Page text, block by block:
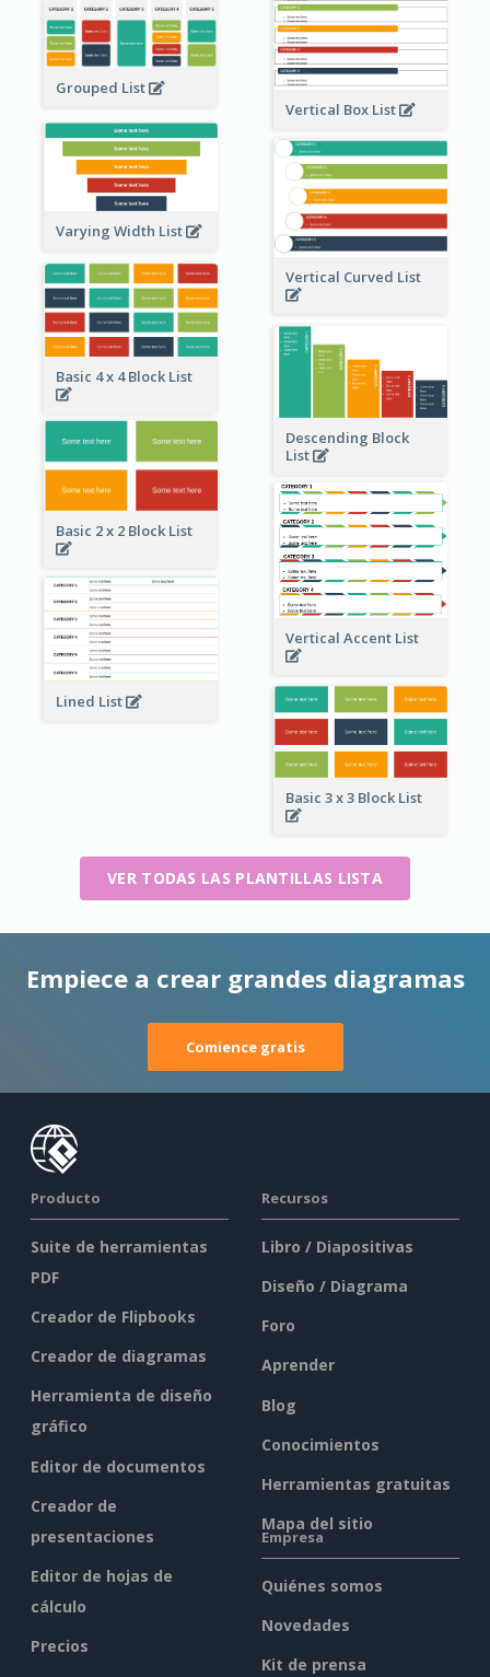
Vertical Box List
Grouped List
Varying Width List
Vertical Curved List
Basic 4 x 4 Block List
Descending Block
List
Basic 2 x 2 Block List
Vertical Accent List
Lined List
Basic 3 x 3 Block List
VER TODAS LAS PLANTILLAS LISTA
Empiece a crear grandes diagramas
Comience gratis
Producto
Suite de herramientas
PDF
Creador de Flipbooks
Creador de diagramas
Herramienta de diseño
gráfico
Editor de documentos
Creador de
presentaciones
Editor de hojas de
cálculo
Precios
Recursos
Libro / Diapositivas
Diseño / Diagrama
Foro
Aprender
Blog
Conocimientos
Herramientas gratuitas
Mapa del sitio
Empresa
Quiénes somos
Novedades
Kit de prensa